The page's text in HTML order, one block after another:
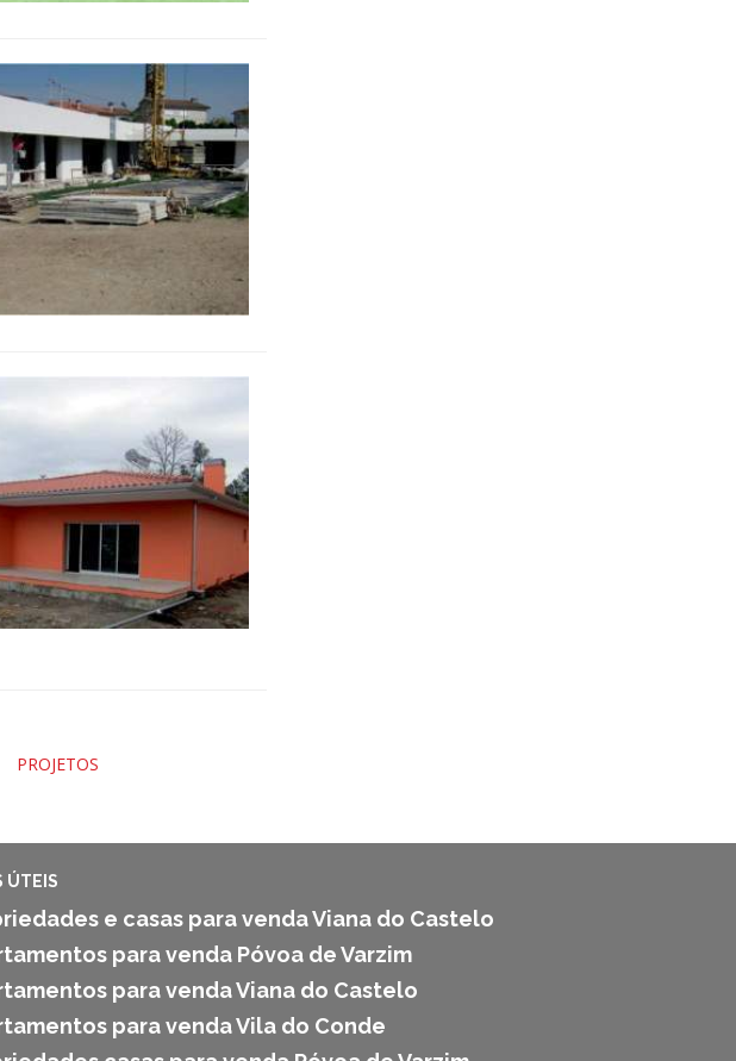
PROJETOS
ÚTEIS
e casas para venda Viana do Castelo
para venda Póvoa de Varzim
para venda Viana do Castelo
para venda Vila do Conde